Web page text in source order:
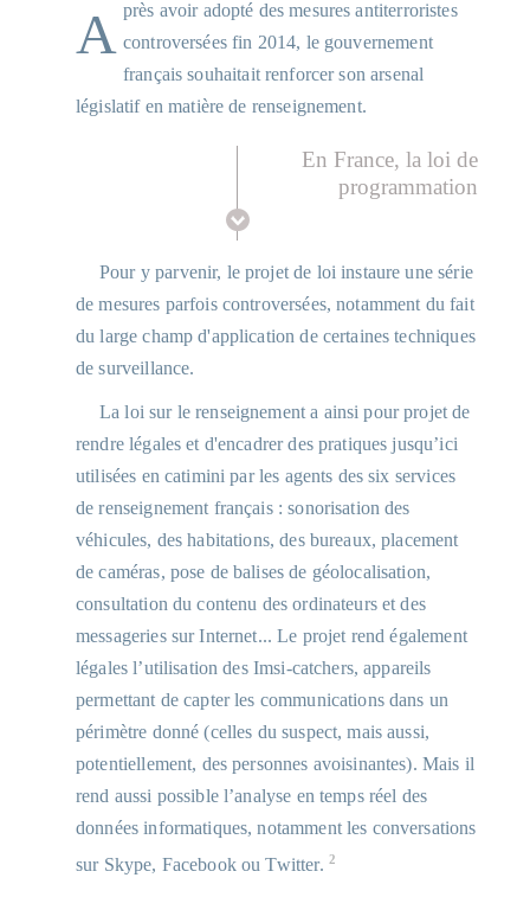
Après avoir adopté des mesures antiterroristes controversées fin 2014, le gouvernement
français souhaitait renforcer son arsenal
législatif en matière de renseignement.
En France, la loi de
programmation
très vaste des services
de l’État aux
télécommunications
(téléphone, SMS,
Français, et à toutes les
informations qui
transitent par les
réseaux nationaux.”
http://www.lepoint.fr/
du-po...
Différentes mesures avaient ensuite été
personnes susceptibles de dévier vers le
Pour y parvenir, le projet de loi instaure une série
de mesures parfois controversées, notamment du fait
du large champ d'application de certaines techniques
de surveillance.
La loi sur le renseignement a ainsi pour projet de
rendre légales et d'encadrer des pratiques jusqu’ici
utilisées en catimini par les agents des six services
de renseignement français : sonorisation des
véhicules, des habitations, des bureaux, placement
de caméras, pose de balises de géolocalisation,
consultation du contenu des ordinateurs et des
messageries sur Internet... Le projet rend également
légales l’utilisation des Imsi-catchers, appareils
permettant de capter les communications dans un
périmètre donné (celles du suspect, mais aussi,
potentiellement, des personnes avoisinantes). Mais il
rend aussi possible l’analyse en temps réel des
données informatiques, notamment les conversations
sur Skype, Facebook ou Twitter. 2